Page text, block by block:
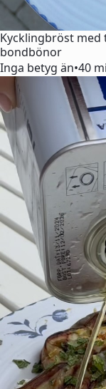
Kycklingbröst med
bondbönor
Inga betyg än•40